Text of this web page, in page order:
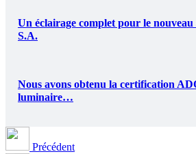
Un éclairage complet pour le nouveau
S.A.
Nous avons obtenu la certification
luminaire…
Précédent